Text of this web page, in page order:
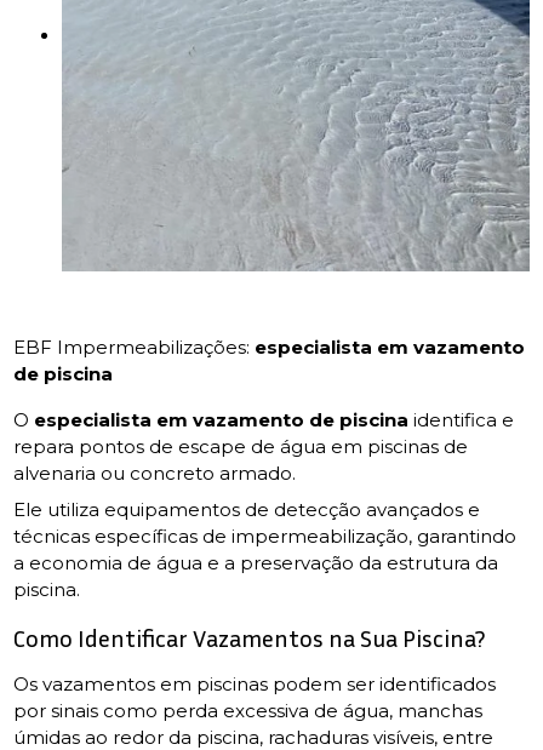
EBF Impermeabilizações: especialista em vazamento
de piscina
O especialista em vazamento de piscina identifica e
repara pontos de escape de água em piscinas de
alvenaria ou concreto armado.
Ele utiliza equipamentos de detecção avançados e
técnicas específicas de impermeabilização, garantindo
a economia de água e a preservação da estrutura da
piscina.
Como Identificar Vazamentos na Sua Piscina?
Os vazamentos em piscinas podem ser identificados
por sinais como perda excessiva de água, manchas
úmidas ao redor da piscina, rachaduras visíveis, entre